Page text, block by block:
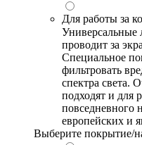
Для работы за
Универсальные
проводит за
Специальное
фильтровать
спектра света.
подходят и для
повседневного
европейских и
Выберите покрытие/